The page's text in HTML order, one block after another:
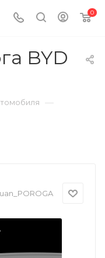
0
BYD
—